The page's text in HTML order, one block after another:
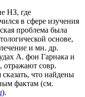
НЗ, где
в сфере изучения
проблема была
основе,
и мн. др.
А. фон Гарнака и
совр.
что найдены
фактам (см.
).